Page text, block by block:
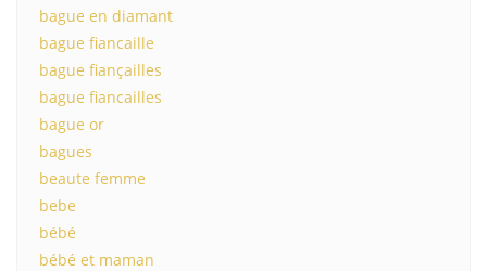
bague en diamant
bague fiancaille
bague fiançailles
bague fiancailles
bague or
bagues
beaute femme
bebe
bébé
bébé et maman